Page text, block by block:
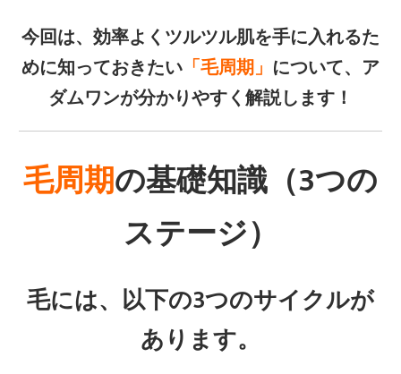
今回は、効率よくツルツル肌を手に入れるた
めに知っておきたい 「毛周期」 について、ア
ダムワンが分かりやすく解説します！
毛周期の基礎知識（3つの
ステージ）
毛には、以下の3つのサイクルが
あります。